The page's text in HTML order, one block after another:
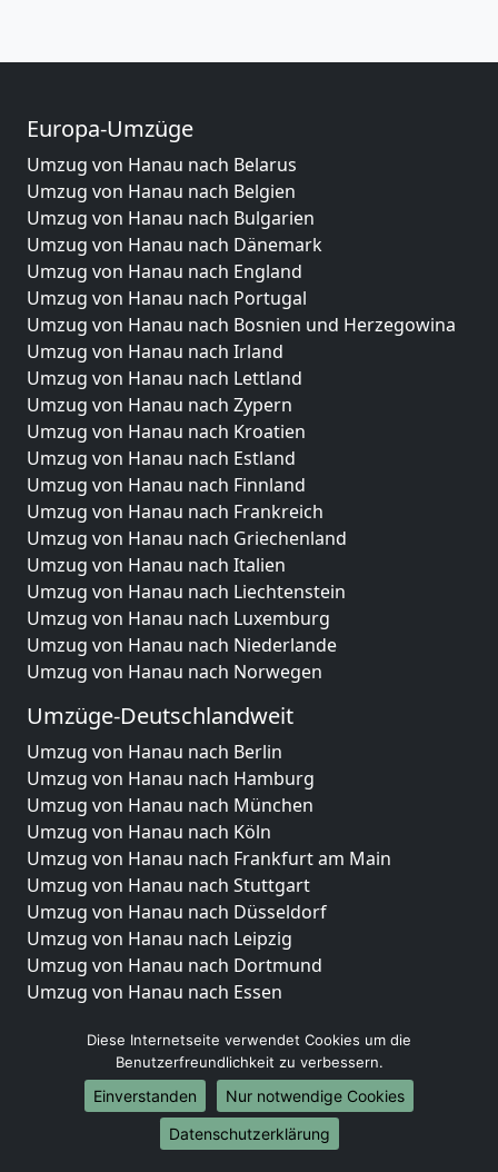
Europa-Umzüge
Umzug von Hanau nach Belarus
Umzug von Hanau nach Belgien
Umzug von Hanau nach Bulgarien
Umzug von Hanau nach Dänemark
Umzug von Hanau nach England
Umzug von Hanau nach Portugal
Umzug von Hanau nach Bosnien und Herzegowina
Umzug von Hanau nach Irland
Umzug von Hanau nach Lettland
Umzug von Hanau nach Zypern
Umzug von Hanau nach Kroatien
Umzug von Hanau nach Estland
Umzug von Hanau nach Finnland
Umzug von Hanau nach Frankreich
Umzug von Hanau nach Griechenland
Umzug von Hanau nach Italien
Umzug von Hanau nach Liechtenstein
Umzug von Hanau nach Luxemburg
Umzug von Hanau nach Niederlande
Umzug von Hanau nach Norwegen
Umzüge-Deutschlandweit
Umzug von Hanau nach Berlin
Umzug von Hanau nach Hamburg
Umzug von Hanau nach München
Umzug von Hanau nach Köln
Umzug von Hanau nach Frankfurt am Main
Umzug von Hanau nach Stuttgart
Umzug von Hanau nach Düsseldorf
Umzug von Hanau nach Leipzig
Umzug von Hanau nach Dortmund
Umzug von Hanau nach Essen
Umzug von Hanau nach Dresden
Umzug von Hanau nach Hannover
Umzug von Hanau nach Nürnberg
Umzug von Hanau nach Duisburg
Umzug von Hanau nach Bochum
Diese Internetseite verwendet Cookies um die
Benutzerfreundlichkeit zu verbessern.
Einverstanden
Nur notwendige Cookies
Datenschutzerklärung